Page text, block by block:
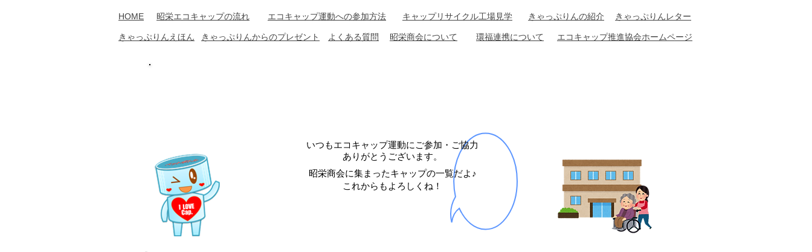
​HOME ​昭栄エコキャップの流れ エコキャップ運動への参加方法 キャップリサイクル工場見学 ​きゃっぷりん​の紹介 ​きゃっぷりん​レター
​きゃっぷりん​えほん ​きゃっぷりんからのプレゼント ​よくある質問 昭栄商会について ​環福連携について エコキャップ推進協会ホームページ
いつもエコキャップ運動にご参加・ご協力
ありがとうございます。
昭栄商会に集まったキャップの一覧だよ♪
​これからもよろしくね！